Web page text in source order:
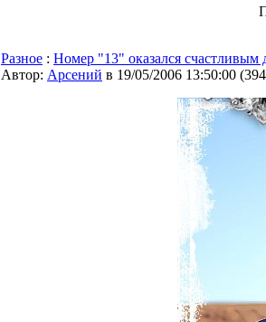
Разное : Номер "13" оказался
Автор: Арсений в 19/05/2006 13:50:00 (